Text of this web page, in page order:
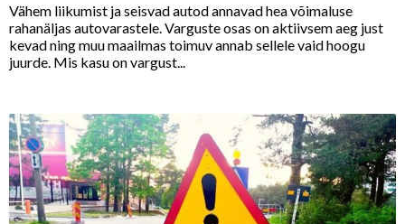
Vähem liikumist ja seisvad autod annavad hea võimaluse
rahanäljas autovarastele. Varguste osas on aktiivsem aeg just
kevad ning muu maailmas toimuv annab sellele vaid hoogu
juurde. Mis kasu on vargust...